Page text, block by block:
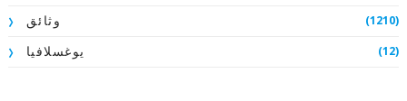
وثائق (1210)
يوغسلافيا (12)